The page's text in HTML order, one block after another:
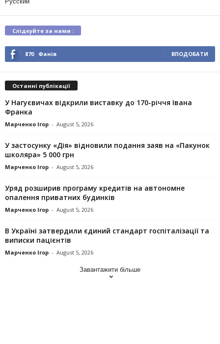
Слідкуйте за нами :
870 Фанів ВПОДОБАТИ
Останні публікації
У Нагуєвичах відкрили виставку до 170-річчя Івана
Франка
Марченко Ігор - August 5, 2026
У застосунку «Дія» відновили подання заяв на «Пакунок
школяра» 5 000 грн
Марченко Ігор - August 5, 2026
Уряд розширив програму кредитів на автономне
опалення приватних будинків
Марченко Ігор - August 5, 2026
В Україні затвердили єдиний стандарт госпіталізації та
виписки пацієнтів
Марченко Ігор - August 5, 2026
Завантажити більше